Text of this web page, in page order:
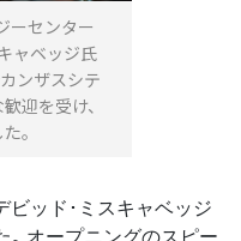
ーセンター
ャベッジ氏
ンザスシテ
迎を受け、
。
ッド･ミスキャベッジ